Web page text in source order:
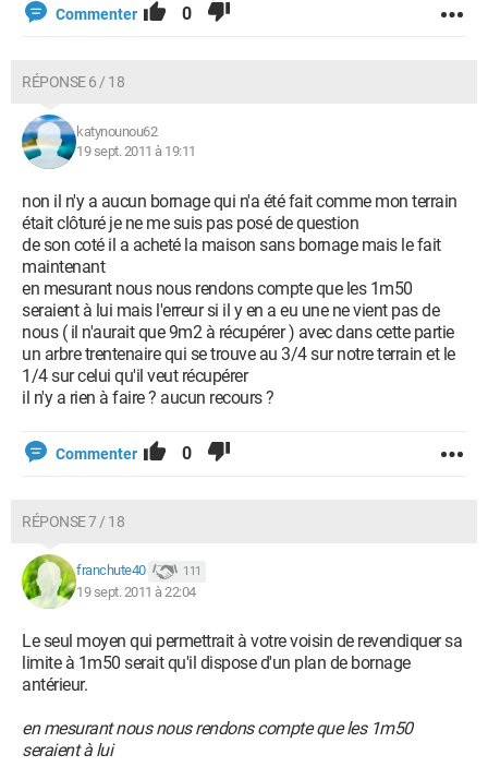
Commenter 0
RÉPONSE 6 / 18
katynounou62
19 sept. 2011 à 19:11
non il n'y a aucun bornage qui n'a été fait comme mon terrain
était clôturé je ne me suis pas posé de question
de son coté il a acheté la maison sans bornage mais le fait
maintenant
en mesurant nous nous rendons compte que les 1m50
seraient à lui mais l'erreur si il y en a eu une ne vient pas de
nous ( il n'aurait que 9m2 à récupérer ) avec dans cette partie
un arbre trentenaire qui se trouve au 3/4 sur notre terrain et le
1/4 sur celui qu'il veut récupérer
il n'y a rien à faire ? aucun recours ?
Commenter 0
RÉPONSE 7 / 18
franchute40 111
19 sept. 2011 à 22:04
Le seul moyen qui permettrait à votre voisin de revendiquer sa
limite à 1m50 serait qu'il dispose d'un plan de bornage
antérieur.
en mesurant nous nous rendons compte que les 1m50
seraient à lui